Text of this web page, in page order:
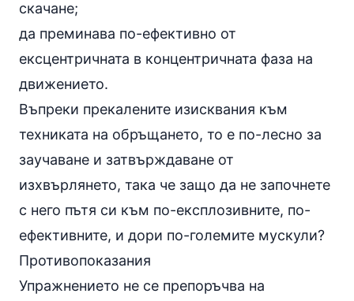
скачане;
да преминава по-ефективно от
ексцентричната в концентричната фаза на
движението.
Въпреки прекалените изисквания към
техниката на обръщането, то е по-лесно за
заучаване и затвърждаване от
изхвърлянето, така че защо да не започнете
с него пътя си към по-експлозивните, по-
ефективните, и дори по-големите мускули?
Противопоказания
Упражнението не се препоръчва на